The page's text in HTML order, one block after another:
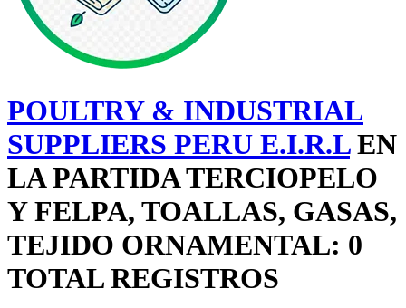
POULTRY & INDUSTRIAL
SUPPLIERS PERU E.I.R.LEN
LA PARTIDA TERCIOPELO
Y FELPA, TOALLAS, GASAS,
TEJIDO ORNAMENTAL: 0
TOTAL REGISTROS